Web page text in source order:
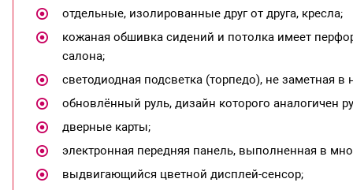
отдельные, изолированные друг от друга, кресла;
кожаная обшивка сидений и потолка имеет
салона;
светодиодная подсветка (торпедо), не заметная
обновлённый руль, дизайн которого аналогичен
дверные карты;
электронная передняя панель, выполненная в
выдвигающийся цветной дисплей-сенсор;